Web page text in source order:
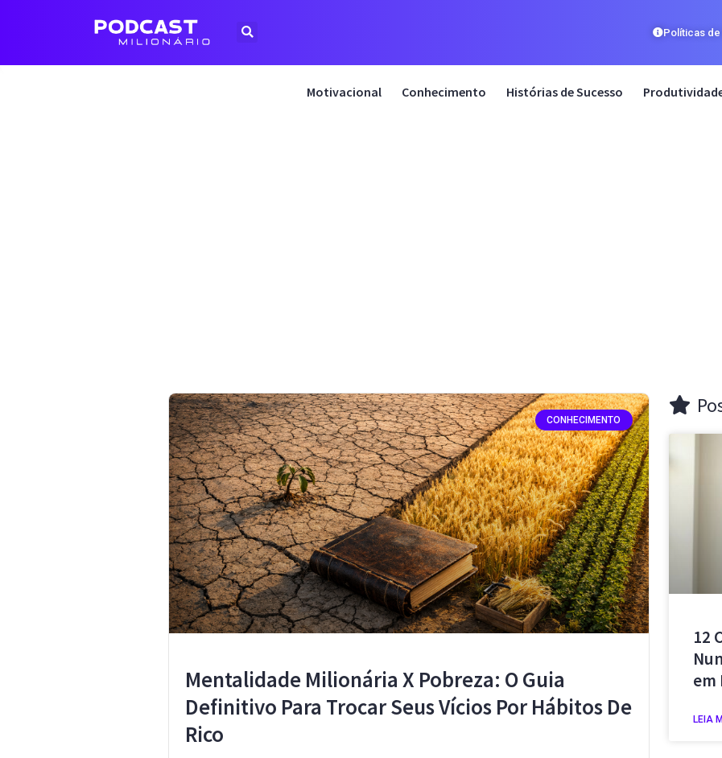
Políticas
Motivacional Conhecimento Histórias de Sucesso
CONHECIMENTO
Mentalidade Milionária X Pobreza: O Guia
Definitivo Para Trocar Seus Vícios Por Hábitos De
Rico
12
em
LEIA